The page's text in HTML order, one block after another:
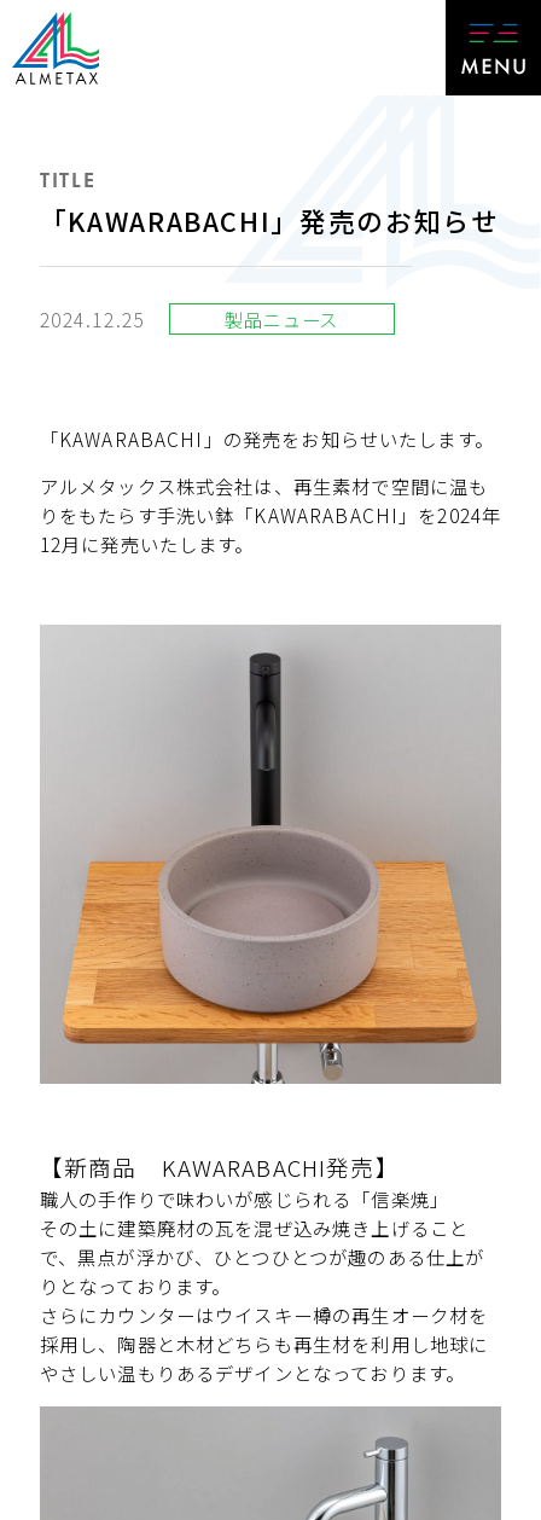
TITLE
「KAWARABACHI」発売のお知らせ
2024.12.25 製品ニュース
「KAWARABACHI」の発売をお知らせいたします。
アルメタックス株式会社は、再生素材で空間に温も
りをもたらす手洗い鉢「KAWARABACHI」を2024年
12月に発売いたします。
【新商品 KAWARABACHI発売】
職人の手作りで味わいが感じられる「信楽焼」
その土に建築廃材の瓦を混ぜ込み焼き上げること
で、黒点が浮かび、ひとつひとつが趣のある仕上が
りとなっております。
さらにカウンターはウイスキー樽の再生オーク材を
採用し、陶器と木材どちらも再生材を利用し地球に
やさしい温もりあるデザインとなっております。